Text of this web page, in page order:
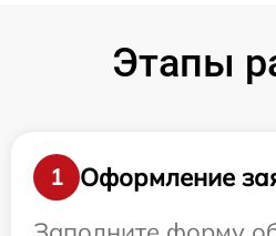
Этапы
1
Оформление